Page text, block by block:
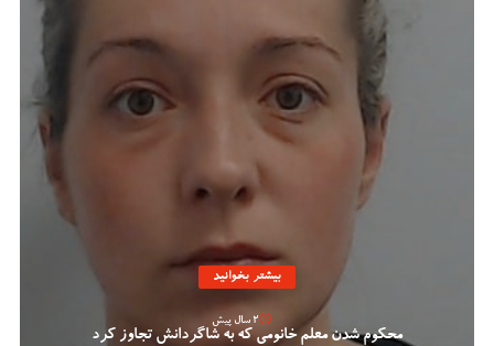
بیشتر بخوانید
محکوم شدن معلم خانومی که به شاگردانش تجاوز کرد
2 سال پیش